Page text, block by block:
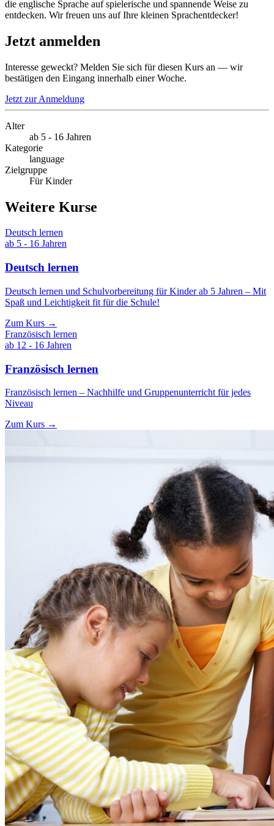
die englische Sprache auf spielerische und spannende Weise zu
entdecken. Wir freuen uns auf Ihre kleinen Sprachentdecker!
Jetzt anmelden
Interesse geweckt? Melden Sie sich für diesen Kurs an — wir
bestätigen den Eingang innerhalb einer Woche.
Jetzt zur Anmeldung
Alter
ab 5 - 16 Jahren
Kategorie
language
Zielgruppe
Für Kinder
Weitere Kurse
Deutsch lernen
ab 5 - 16 Jahren
Deutsch lernen
Deutsch lernen und Schulvorbereitung für Kinder ab 5 Jahren – Mit
Spaß und Leichtigkeit fit für die Schule!
Zum Kurs →
Französisch lernen
ab 12 - 16 Jahren
Französisch lernen
Französisch lernen – Nachhilfe und Gruppenunterricht für jedes
Niveau
Zum Kurs →